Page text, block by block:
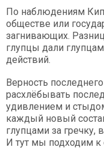
По наблюдениям
обществе или
загнивающих.
глупцы дали
действий.
Верность
расхлёбывать
удивлением и
каждый новый
глупцами за гречку,
И тут мы подходим